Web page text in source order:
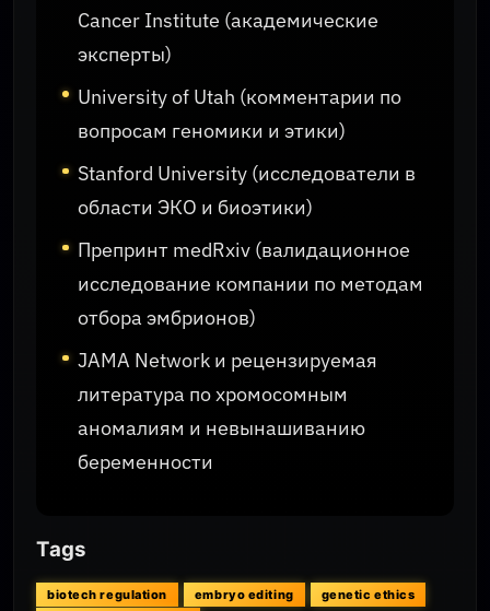
Cancer Institute (академические
эксперты)
University of Utah (комментарии по
вопросам геномики и этики)
Stanford University (исследователи в
области ЭКО и биоэтики)
Препринт medRxiv (валидационное
исследование компании по методам
отбора эмбрионов)
JAMA Network и рецензируемая
литература по хромосомным
аномалиям и невынашиванию
беременности
Tags
biotech regulation embryo editing
genetic ethics